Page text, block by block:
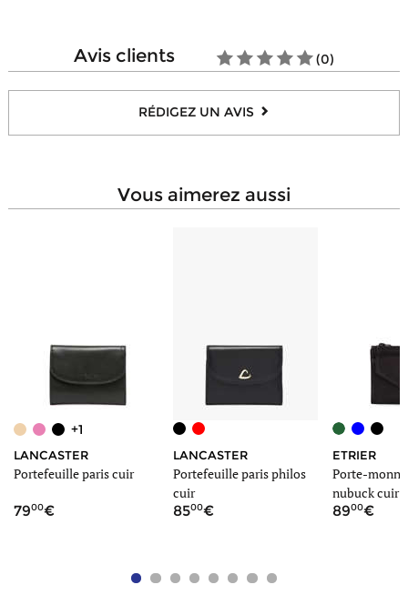
avis clients (0)
RÉDIGEZ UN AVIS
vous aimerez aussi
+1
LANCASTER
Portefeuille paris cuir
7900
LANCASTER
Portefeuille paris philos
cuir
8500
ETRIER
Porte-
nubuck cuir
8900